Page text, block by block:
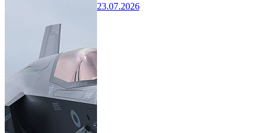
23.07.2026